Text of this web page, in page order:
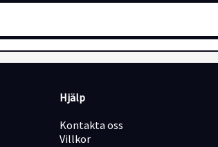
Hjälp
Kontakta oss
Villkor